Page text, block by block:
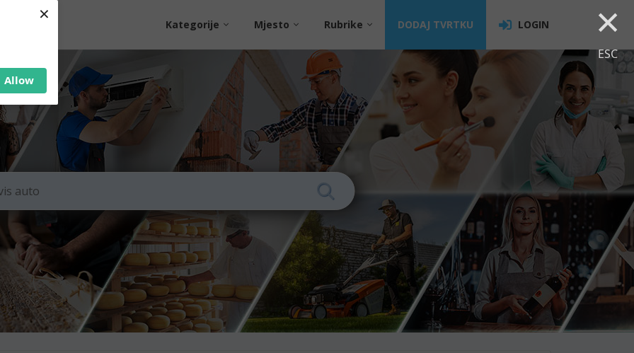
Allow
× ×
ESC
Kategorije Mjesto Rubrike DODAJ TVRTKU LOGIN